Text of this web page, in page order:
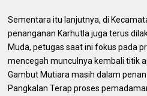
Sementara itu lanjutnya, di
penanganan Karhutla juga terus
Muda, petugas saat ini fokus pada
mencegah munculnya kembali titik
Gambut Mutiara masih dalam
Pangkalan Terap proses